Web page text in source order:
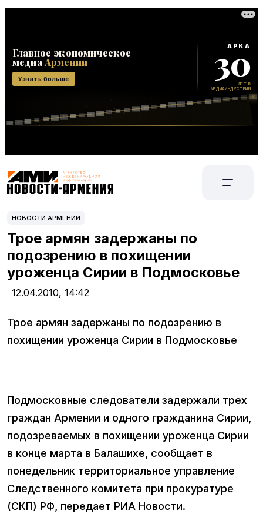
НОВОСТИ АРМЕНИИ
Трое армян задержаны по
подозрению в похищении
уроженца Сирии в Подмосковье
12.04.2010, 14:42
Трое армян задержаны по подозрению в
похищении уроженца Сирии в Подмосковье
Подмосковные следователи задержали трех
граждан Армении и одного гражданина Сирии,
подозреваемых в похищении уроженца Сирии
в конце марта в Балашихе, сообщает в
понедельник территориальное управление
Следственного комитета при прокуратуре
(СКП) РФ, передает РИА Новости.